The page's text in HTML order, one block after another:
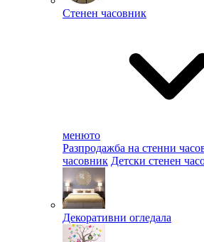
Стенен часовник
менюто
Разпродажба на стенни
часовник Детски стенен
Декоративни огледала